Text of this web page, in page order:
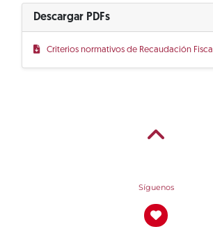
Descargar PDFs
Criterios normativos de Recaudación Fiscal
Síguenos